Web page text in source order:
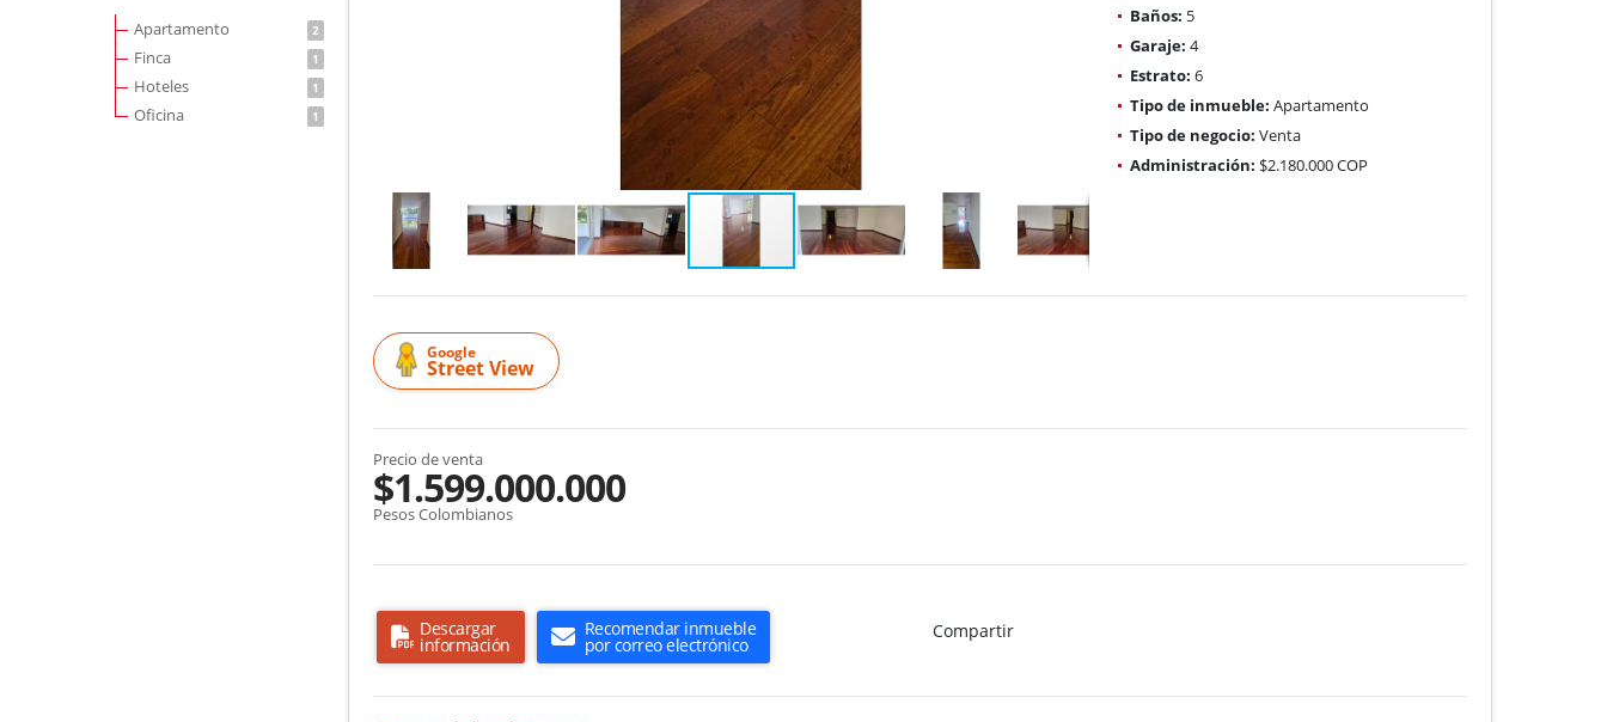
Apartamento 2
Finca 1
Hoteles 1
Oficina 1
Baños: 5
Garaje: 4
Estrato: 6
Tipo de inmueble: Apartamento
Tipo de negocio: Venta
Administración: $2.180.000 COP
Google
Street View
Precio de venta
$1.599.000.000
Pesos Colombianos
Descargar
información
Recomendar inmueble
por correo electrónico
Compartir